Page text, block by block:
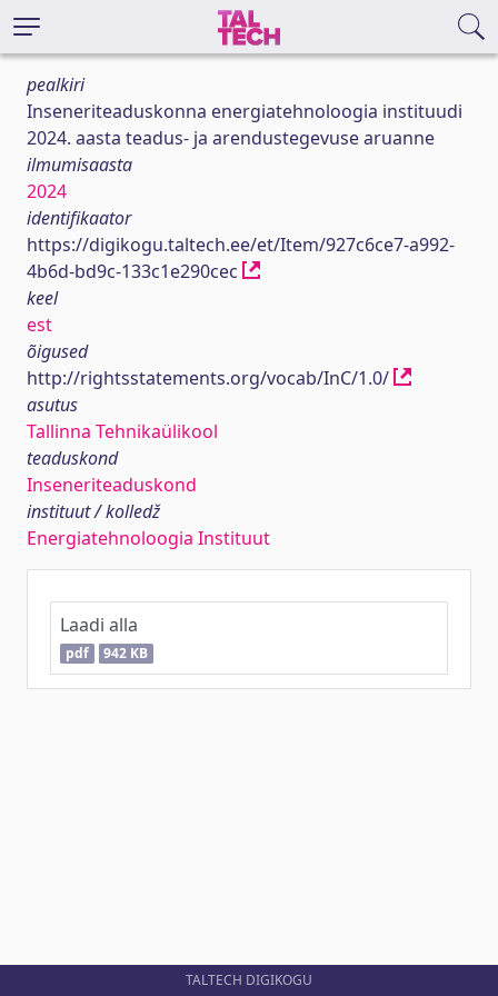
pealkiri
Inseneriteaduskonna energiatehnoloogia instituudi
2024. aasta teadus- ja arendustegevuse aruanne
ilmumisaasta
2024
identifikaator
https://digikogu.taltech.ee/et/Item/927c6ce7-a992-
4b6d-bd9c-133c1e290cec
keel
est
õigused
http://rightsstatements.org/vocab/InC/1.0/
asutus
Tallinna Tehnikaülikool
teaduskond
Inseneriteaduskond
instituut / kolledž
Energiatehnoloogia Instituut
Laadi alla
pdf 942 KB
TALTECH DIGIKOGU